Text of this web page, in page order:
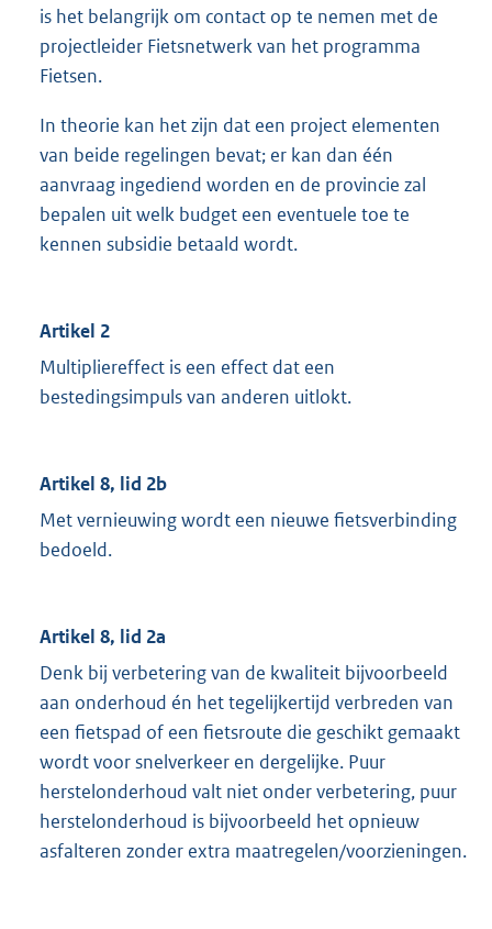
is het belangrijk om contact op te nemen met de
projectleider Fietsnetwerk van het programma
Fietsen.
In theorie kan het zijn dat een project elementen
van beide regelingen bevat; er kan dan één
aanvraag ingediend worden en de provincie zal
bepalen uit welk budget een eventuele toe te
kennen subsidie betaald wordt.
Artikel 2
Multipliereffect is een effect dat een
bestedingsimpuls van anderen uitlokt.
Artikel 8, lid 2b
Met vernieuwing wordt een nieuwe fietsverbinding
bedoeld.
Artikel 8, lid 2a
Denk bij verbetering van de kwaliteit bijvoorbeeld
aan onderhoud én het tegelijkertijd verbreden van
een fietspad of een fietsroute die geschikt gemaakt
wordt voor snelverkeer en dergelijke. Puur
herstelonderhoud valt niet onder verbetering, puur
herstelonderhoud is bijvoorbeeld het opnieuw
asfalteren zonder extra maatregelen/voorzieningen.